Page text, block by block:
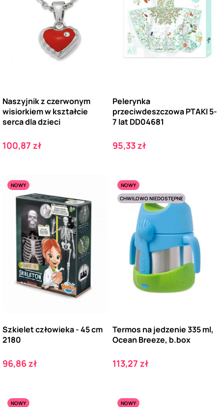
Naszyjnik z czerwonym
wisiorkiem w kształcie
serca dla dzieci
Cena
100,87 zł
Pelerynka
przeciwdeszczowa PTAKI 5-
7 lat DD04681
Cena
95,33 zł
NOWY
Szkielet człowieka - 45 cm
2180
Cena
96,86 zł
NOWY
CHWILOWO NIEDOSTĘPNE
Termos na jedzenie 335 ml,
Ocean Breeze, b.box
Cena
113,27 zł
NOWY
NOWY